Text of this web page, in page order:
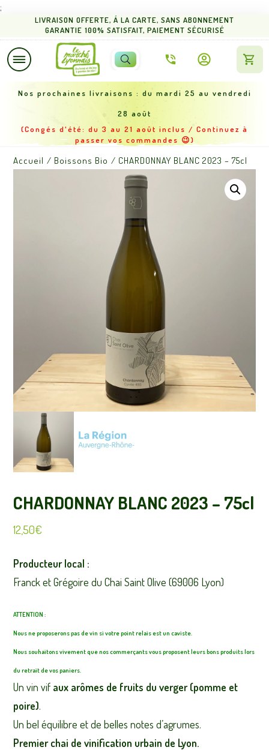
;
LIVRAISON OFFERTE, Á LA CARTE, SANS ABONNEMENT
GARANTIE 100% SATISFAIT, PAIEMENT SÉCURISÉ
Œufs,
Crèmerie,
Épiceries
Nos prochaines livraisons : du mardi 25 au vendredi
28 août
(Congés d'été: du 3 au 21 août inclus / Continuez à
passer vos commandes 😉)
Accueil / Boissons Bio / CHARDONNAY BLANC 2023 – 75cl
CHARDONNAY BLANC 2023 – 75cl
12,50€
Producteur local :
Franck et Grégoire du Chai Saint Olive (69006 Lyon)
ATTENTION :
Nous ne proposerons pas de vin si votre point relais est un caviste.
Nous souhaitons vivement que nos commerçants vous proposent leurs bons produits lors
du retrait de vos paniers.
Un vin vif aux arômes de fruits du verger (pomme et
poire).
Un bel équilibre et de belles notes d’agrumes.
Premier chai de vinification urbain de Lyon.